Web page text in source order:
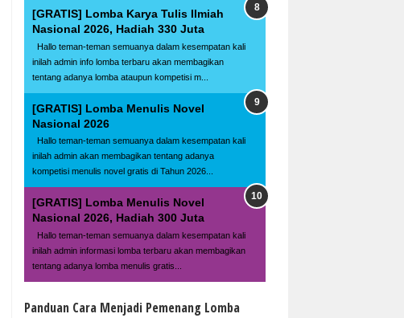
[GRATIS] Lomba Karya Tulis Ilmiah
Nasional 2026, Hadiah 330 Juta
Hallo teman-teman semuanya dalam kesempatan kali
inilah admin info lomba terbaru akan membagikan
tentang adanya lomba ataupun kompetisi m...
[GRATIS] Lomba Menulis Novel
Nasional 2026
Hallo teman-teman semuanya dalam kesempatan kali
inilah admin akan membagikan tentang adanya
kompetisi menulis novel gratis di Tahun 2026...
[GRATIS] Lomba Menulis Novel
Nasional 2026, Hadiah 300 Juta
Hallo teman-teman semuanya dalam kesempatan kali
inilah admin informasi lomba terbaru akan membagikan
tentang adanya lomba menulis gratis...
Panduan Cara Menjadi Pemenang Lomba